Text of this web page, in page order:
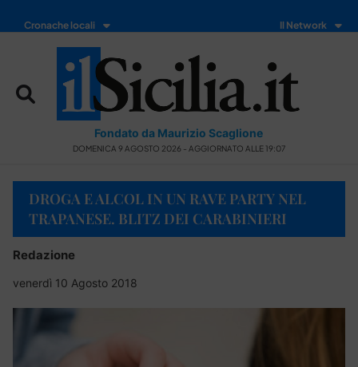
Cronache locali Il Network
Fondato da Maurizio Scaglione
DOMENICA 9 AGOSTO 2026 - AGGIORNATO ALLE 19:07
DROGA E ALCOL IN UN RAVE PARTY NEL
TRAPANESE. BLITZ DEI CARABINIERI
Redazione
venerdì 10 Agosto 2018